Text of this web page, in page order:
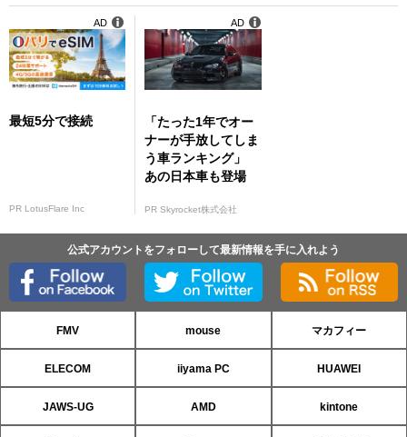
最短5分で接続
PR LotusFlare Inc
AD
「たった1年でオー
ナーが手放してしま
う車ランキング」
あの日本車も登場
PR Skyrocket株式会社
AD
公式アカウントをフォローして最新情報を手に入れよう
FMV mouse マカフィー
ELECOM iiyama PC HUAWEI
JAWS-UG AMD kintone